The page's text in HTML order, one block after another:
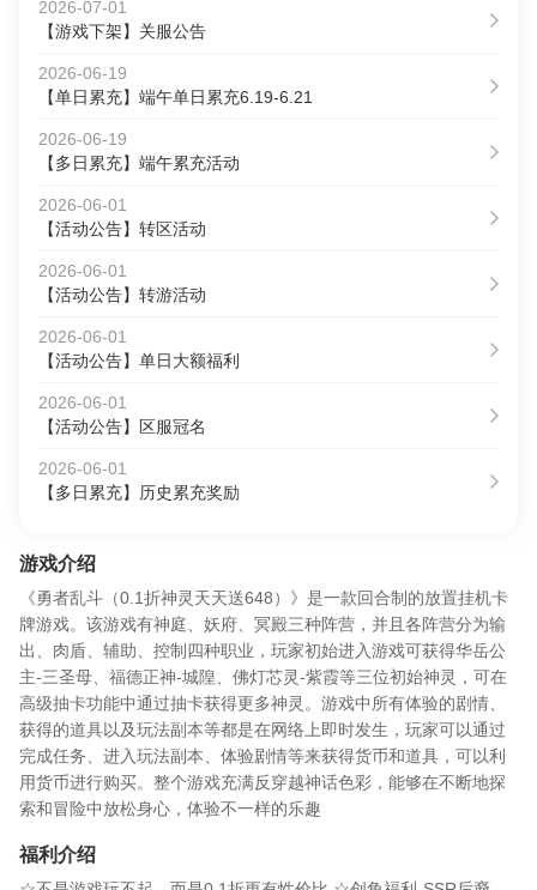
2026-07-01
【游戏下架】关服公告
2026-06-19
【单日累充】端午单日累充6.19-6.21
2026-06-19
【多日累充】端午累充活动
2026-06-01
【活动公告】转区活动
2026-06-01
【活动公告】转游活动
2026-06-01
【活动公告】单日大额福利
2026-06-01
【活动公告】区服冠名
2026-06-01
【多日累充】历史累充奖励
游戏介绍
《勇者乱斗（0.1折神灵天天送648）》是一款回合制的放置挂机卡
牌游戏。该游戏有神庭、妖府、冥殿三种阵营，并且各阵营分为输
出、肉盾、辅助、控制四种职业，玩家初始进入游戏可获得华岳公
主-三圣母、福德正神-城隍、佛灯芯灵-紫霞等三位初始神灵，可在
高级抽卡功能中通过抽卡获得更多神灵。游戏中所有体验的剧情、
获得的道具以及玩法副本等都是在网络上即时发生，玩家可以通过
完成任务、进入玩法副本、体验剧情等来获得货币和道具，可以利
用货币进行购买。整个游戏充满反穿越神话色彩，能够在不断地探
索和冒险中放松身心，体验不一样的乐趣
福利介绍